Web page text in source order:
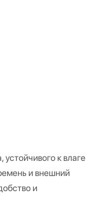
устойчивого к влаге
и внешний
и